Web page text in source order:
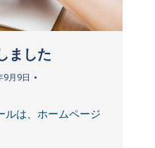
ました
9月9日
ルは、ホームページ